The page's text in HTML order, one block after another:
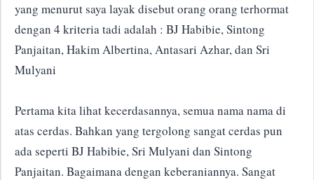
yang menurut saya layak disebut orang orang terhormat
dengan 4 kriteria tadi adalah : BJ Habibie, Sintong
Panjaitan, Hakim Albertina, Antasari Azhar, dan Sri
Mulyani
Pertama kita lihat kecerdasannya, semua nama nama di
atas cerdas. Bahkan yang tergolong sangat cerdas pun
ada seperti BJ Habibie, Sri Mulyani dan Sintong
Panjaitan. Bagaimana dengan keberaniannya. Sangat